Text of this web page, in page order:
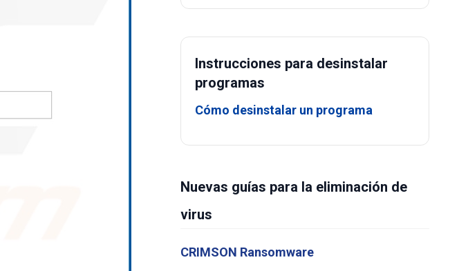
Instrucciones para desinstalar
programas
Cómo desinstalar un programa
Nuevas guías para la eliminación de
virus
CRIMSON Ransomware